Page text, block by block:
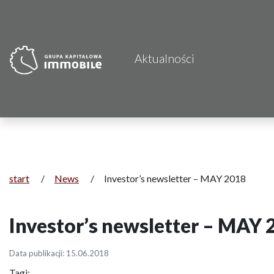
Aktualności
start / News / Investor’s newsletter – MAY 2018
Investor’s newsletter – MAY
Data publikacji: 15.06.2018